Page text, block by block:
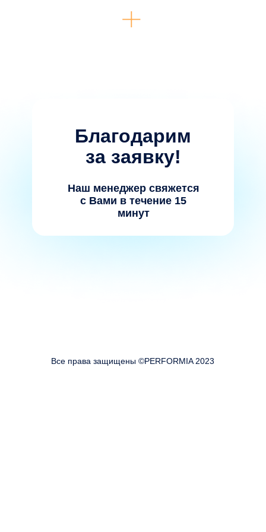
Благодарим
за заявку!
Все права защищены ©PERFORMIA 2023
Наш менеджер свяжется
с Вами в течение 15
минут